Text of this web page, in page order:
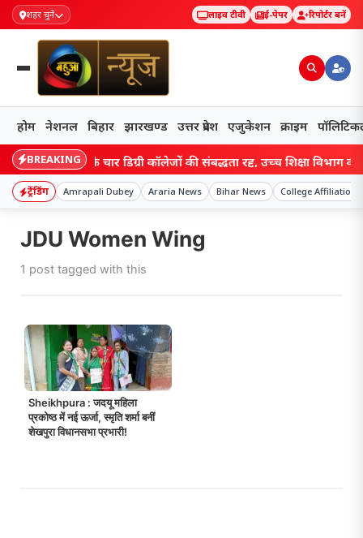
शहर चुनें लाइव टीवी ई-पेपर रिपोर्टर बनें
होम नेशनल बिहार झारखण्ड उत्तर प्रदेश एजुकेशन क्राइम
BREAKING
Bihar: बिहार के चार डिग्री कॉलेजों की संबद्धता रद्द, उच्च शिक्षा विभाग की
ट्रेंडिंग Amrapali Dubey Araria News Bihar News College Affiliation
JDU Women Wing
1 post tagged with this
Sheikhpura : जदयू महिला
प्रकोष्ठ में नई ऊर्जा, स्मृति शर्मा बनीं
शेखपुरा विधानसभा प्रभारी!